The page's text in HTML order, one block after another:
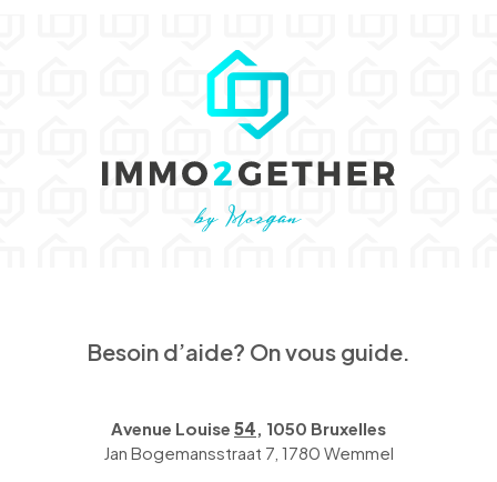
Besoin d’aide? On vous guide.
Avenue Louise 54, 1050 Bruxelles
Jan Bogemansstraat 7, 1780 Wemmel